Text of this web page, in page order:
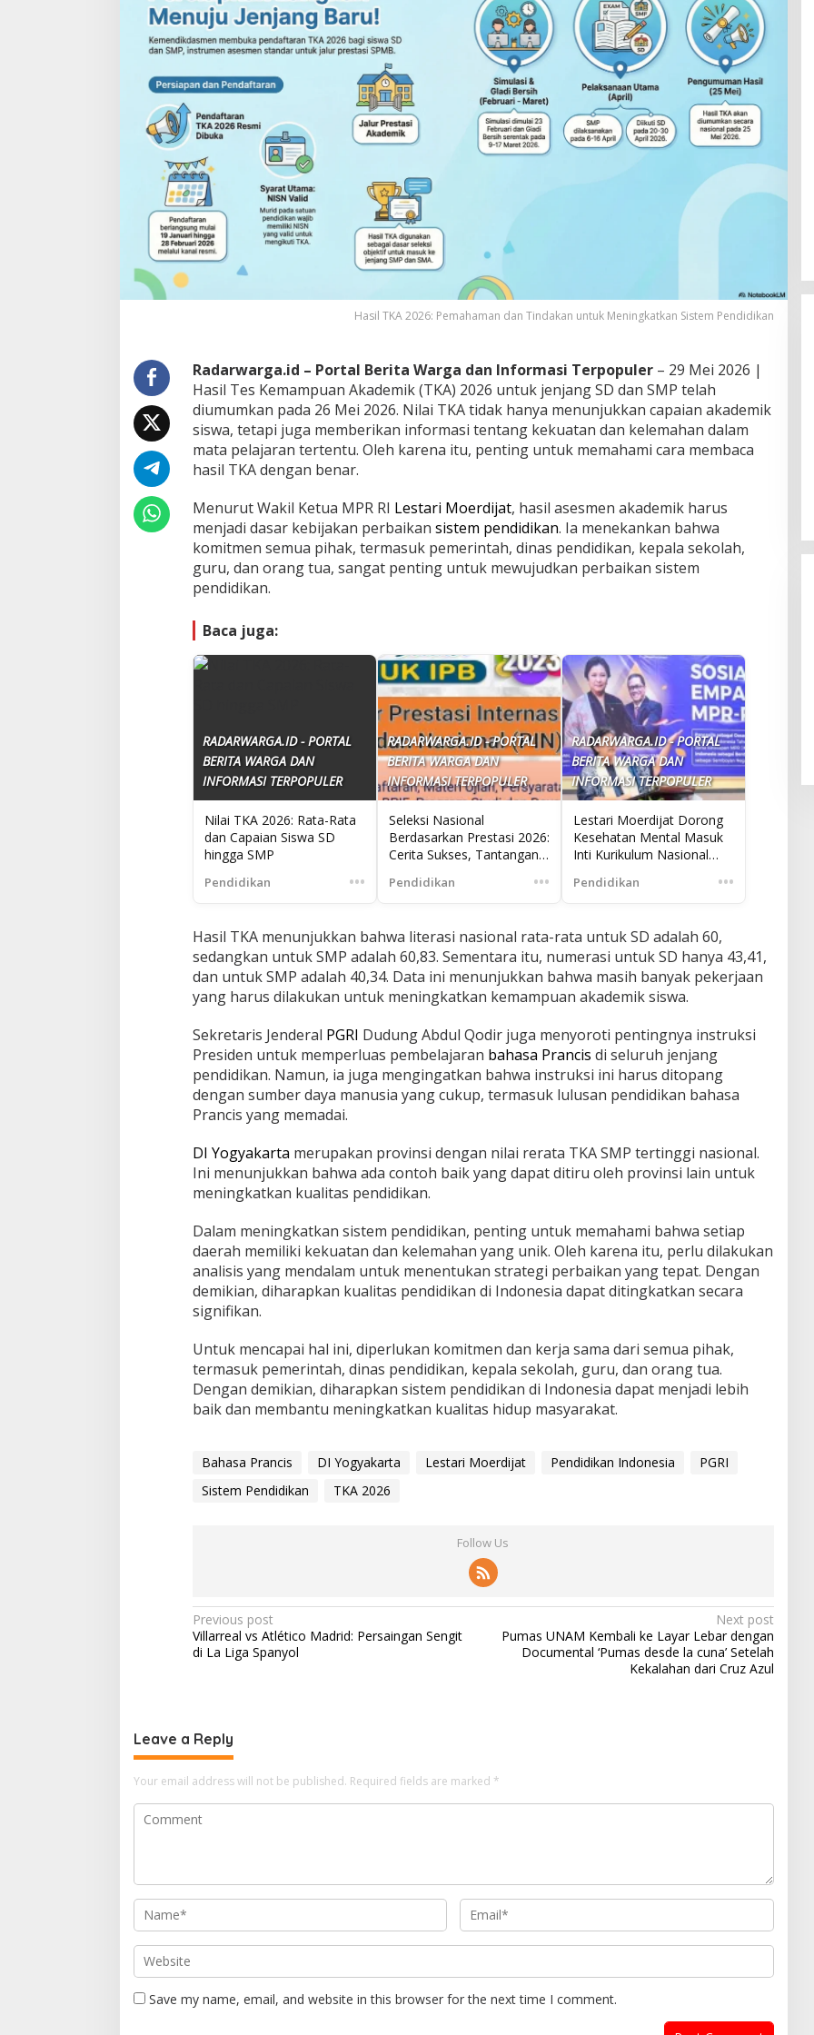
Hasil TKA 2026: Pemahaman dan Tindakan untuk Meningkatkan Sistem Pendidikan
Radarwarga.id – Portal Berita Warga dan Informasi Terpopuler– 29 Mei 2026 |
Hasil Tes Kemampuan Akademik (TKA) 2026 untuk jenjang SD dan SMP telah
diumumkan pada 26 Mei 2026. Nilai TKA tidak hanya menunjukkan capaian akademik
siswa, tetapi juga memberikan informasi tentang kekuatan dan kelemahan dalam
mata pelajaran tertentu. Oleh karena itu, penting untuk memahami cara membaca
hasil TKA dengan benar.
Menurut Wakil Ketua MPR RI Lestari Moerdijat, hasil asesmen akademik harus
menjadi dasar kebijakan perbaikan sistem pendidikan. Ia menekankan bahwa
komitmen semua pihak, termasuk pemerintah, dinas pendidikan, kepala sekolah,
guru, dan orang tua, sangat penting untuk mewujudkan perbaikan sistem
pendidikan.
Baca juga:
RADARWARGA.ID - PORTAL
BERITA WARGA DAN
INFORMASI TERPOPULER
Nilai TKA 2026: Rata-Rata
dan Capaian Siswa SD
hingga SMP
Pendidikan •••
RADARWARGA.ID - PORTAL
BERITA WARGA DAN
INFORMASI TERPOPULER
Seleksi Nasional
Berdasarkan Prestasi 2026:
Cerita Sukses, Tantangan,
Indonesia
Pendidikan •••
RADARWARGA.ID - PORTAL
BERITA WARGA DAN
INFORMASI TERPOPULER
Lestari Moerdijat Dorong
Kesehatan Mental Masuk
Inti Kurikulum Nasional
Pendidikan •••
Hasil TKA menunjukkan bahwa literasi nasional rata-rata untuk SD adalah 60,
sedangkan untuk SMP adalah 60,83. Sementara itu, numerasi untuk SD hanya 43,41,
dan untuk SMP adalah 40,34. Data ini menunjukkan bahwa masih banyak pekerjaan
yang harus dilakukan untuk meningkatkan kemampuan akademik siswa.
Sekretaris Jenderal PGRI Dudung Abdul Qodir juga menyoroti pentingnya instruksi
Presiden untuk memperluas pembelajaran bahasa Prancis di seluruh jenjang
pendidikan. Namun, ia juga mengingatkan bahwa instruksi ini harus ditopang
dengan sumber daya manusia yang cukup, termasuk lulusan pendidikan bahasa
Prancis yang memadai.
DI Yogyakarta merupakan provinsi dengan nilai rerata TKA SMP tertinggi nasional.
Ini menunjukkan bahwa ada contoh baik yang dapat ditiru oleh provinsi lain untuk
meningkatkan kualitas pendidikan.
Dalam meningkatkan sistem pendidikan, penting untuk memahami bahwa setiap
daerah memiliki kekuatan dan kelemahan yang unik. Oleh karena itu, perlu dilakukan
analisis yang mendalam untuk menentukan strategi perbaikan yang tepat. Dengan
demikian, diharapkan kualitas pendidikan di Indonesia dapat ditingkatkan secara
signifikan.
Untuk mencapai hal ini, diperlukan komitmen dan kerja sama dari semua pihak,
termasuk pemerintah, dinas pendidikan, kepala sekolah, guru, dan orang tua.
Dengan demikian, diharapkan sistem pendidikan di Indonesia dapat menjadi lebih
baik dan membantu meningkatkan kualitas hidup masyarakat.
Bahasa Prancis DI Yogyakarta Lestari Moerdijat Pendidikan Indonesia
PGRI
Sistem Pendidikan
TKA 2026
Follow Us
P
o
n
a
v
i
g
t
i
o
n
Previous post
Villarreal vs Atlético Madrid: Persaingan Sengit
di La Liga Spanyol
Next post
Pumas UNAM Kembali ke Layar Lebar dengan
Documental ‘Pumas desde la cuna’ Setelah
Kekalahan dari Cruz Azul
Leave a Reply
Your email address will not be published. Required fields are marked *
Save my name, email, and website in this browser for the next time I comment.
Harga BBM Pertamina Turun, Cek
Daftar Terbaru Agustus 2026!